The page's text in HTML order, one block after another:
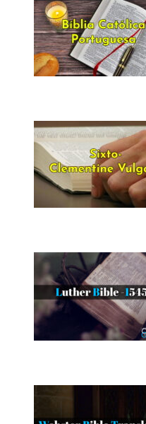
July
The
July